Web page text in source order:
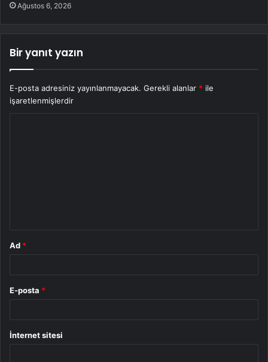
Ağustos 6, 2026
Bir yanıt yazın
E-posta adresiniz yayınlanmayacak. Gerekli alanlar * ile
işaretlenmişlerdir
Ad *
E-posta *
İnternet sitesi